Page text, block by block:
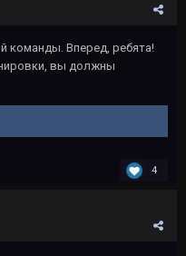
команды. Вперед, ребята!
вы должны
4